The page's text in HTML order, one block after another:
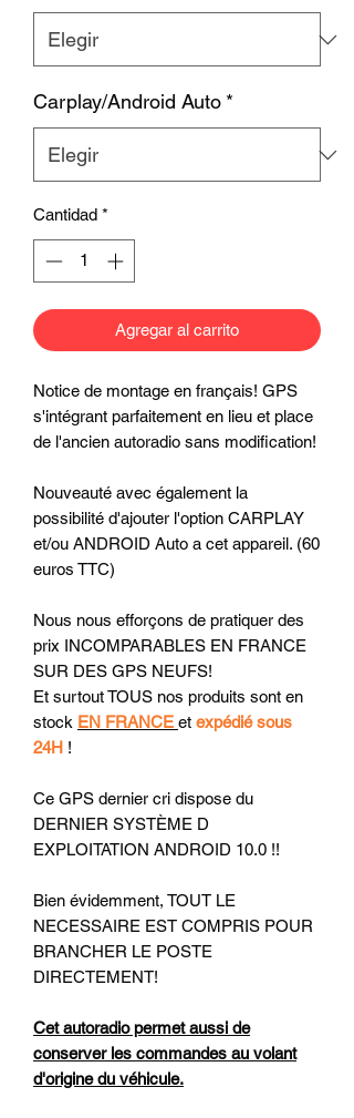
Carplay/Android Auto *
Cantidad *
Agregar al carrito
Notice de montage en français! GPS
s'intégrant parfaitement en lieu et place
de l'ancien autoradio sans modification!
Nouveauté avec également la
possibilité d'ajouter l'option CARPLAY
et/ou ANDROID Auto a cet appareil. (60
euros TTC)
Nous nous efforçons de pratiquer des
prix INCOMPARABLES EN FRANCE
SUR DES GPS NEUFS!
Et surtout TOUS nos produits sont en
stock EN FRANCE et expédié sous
24H !
Ce GPS dernier cri dispose du
DERNIER SYSTÈME D
EXPLOITATION ANDROID 10.0 !!
Bien évidemment, TOUT LE
NECESSAIRE EST COMPRIS POUR
BRANCHER LE POSTE
DIRECTEMENT!
Cet autoradio permet aussi de
conserver les commandes au volant
d'origine du véhicule.